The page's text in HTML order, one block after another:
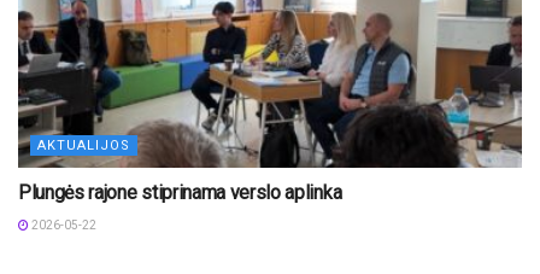
AKTUALIJOS
Plungės rajone stiprinama verslo aplinka
2026-05-22